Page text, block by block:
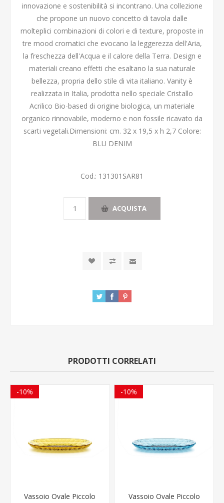
innovazione e sostenibilità si incontrano. Una collezione
che propone un nuovo concetto di tavola dalle
molteplici combinazioni di colori e di texture, proposte in
tre mood cromatici che evocano la leggerezza dell'Aria,
la freschezza dell'Acqua e il calore della Terra. Design e
materiali creano effetti che esaltano la sua naturale
bellezza, propria dello stile di vita italiano. Vanity è
realizzata in Italia, prodotta nello speciale Cristallo
Acrilico Bio-based di origine biologica, un materiale
organico rinnovabile, moderno e non fossile ricavato da
scarti vegetali.Dimensioni: cm. 32 x 19,5 x h 2,7 Colore:
BLU DENIM
Cod.: 131301SAR81
ACQUISTA
PRODOTTI CORRELATI
-10%
Vassoio Ovale Piccolo
-10%
Vassoio Ovale Piccolo